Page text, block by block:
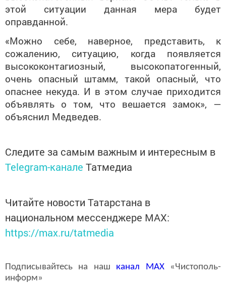
этой ситуации данная мера будет
оправданной.
«Можно себе, наверное, представить, к
сожалению, ситуацию, когда появляется
высококонтагиозный, высокопатогенный,
очень опасный штамм, такой опасный, что
опаснее некуда. И в этом случае приходится
объявлять о том, что вешается замок», —
объяснил Медведев.
Следите за самым важным и интересным в
Telegram-канале Татмедиа
Читайте новости Татарстана в
национальном мессенджере MАХ:
https://max.ru/tatmedia
Подписывайтесь на наш канал MAX«Чистополь-
информ»